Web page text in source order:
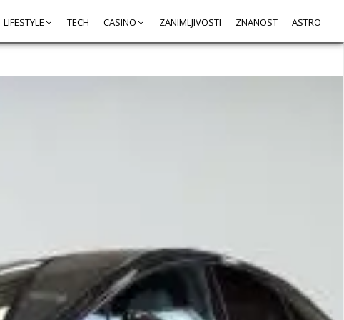
LIFESTYLE TECH CASINO ZANIMLJIVOSTI ZNANOST ASTRO